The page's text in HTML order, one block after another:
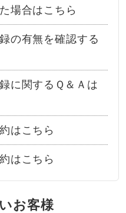
場合はこちら
の有無を確認する
に関するＱ＆Ａは
はこちら
はこちら
お客様